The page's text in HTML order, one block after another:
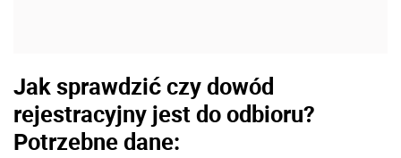
Jak sprawdzić czy dowód
rejestracyjny jest do odbioru?
Potrzebne dane: